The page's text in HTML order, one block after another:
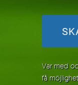
Var med
få